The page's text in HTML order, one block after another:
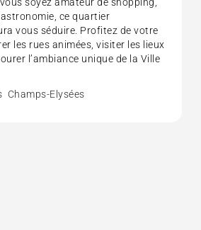
ce quartier
vous séduire. Profitez de votre
les rues animées, visiter les lieux
l’ambiance unique de la Ville
Champs-Elysées